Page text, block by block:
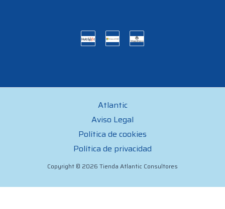
Atlantic
Aviso Legal
Política de cookies
Política de privacidad
Copyright © 2026 Tienda Atlantic Consultores